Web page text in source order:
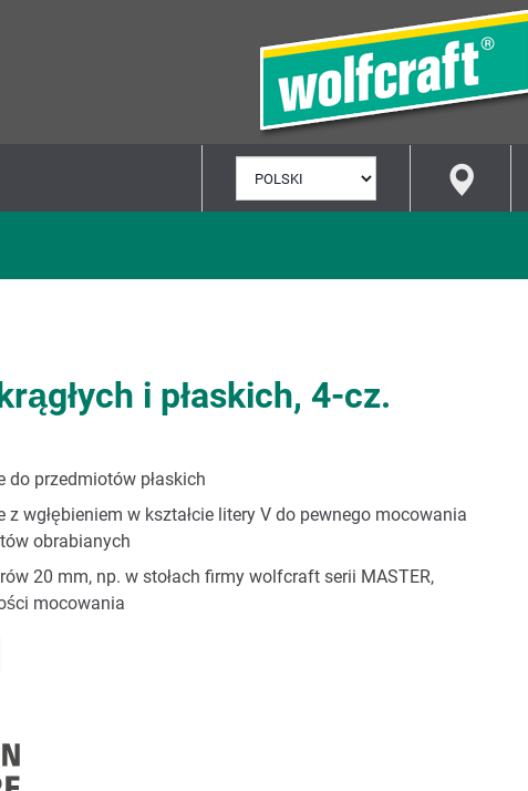
JĘZYKA
i płaskich, 4-cz.
do przedmiotów płaskich
z wgłębieniem w kształcie litery V do pewnego mocowania
obrabianych
20 mm, np. w stołach firmy wolfcraft serii MASTER,
mocowania